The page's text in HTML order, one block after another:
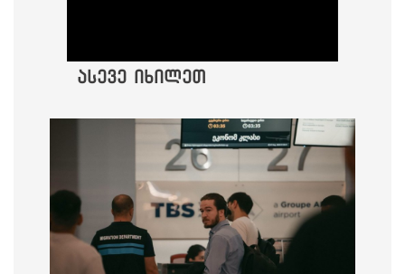
ასევე იხილეთ